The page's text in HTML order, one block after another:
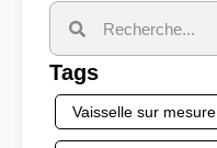
Tags
Vaisselle sur mesure